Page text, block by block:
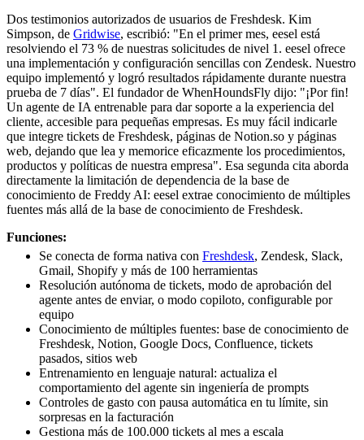
Dos testimonios autorizados de usuarios de Freshdesk. Kim
Simpson, de Gridwise, escribió: "En el primer mes, eesel está
resolviendo el 73 % de nuestras solicitudes de nivel 1. eesel ofrece
una implementación y configuración sencillas con Zendesk. Nuestro
equipo implementó y logró resultados rápidamente durante nuestra
prueba de 7 días". El fundador de WhenHoundsFly dijo: "¡Por fin!
Un agente de IA entrenable para dar soporte a la experiencia del
cliente, accesible para pequeñas empresas. Es muy fácil indicarle
que integre tickets de Freshdesk, páginas de Notion.so y páginas
web, dejando que lea y memorice eficazmente los procedimientos,
productos y políticas de nuestra empresa". Esa segunda cita aborda
directamente la limitación de dependencia de la base de
conocimiento de Freddy AI: eesel extrae conocimiento de múltiples
fuentes más allá de la base de conocimiento de Freshdesk.
Funciones:
Se conecta de forma nativa con Freshdesk, Zendesk, Slack,
Gmail, Shopify y más de 100 herramientas
Resolución autónoma de tickets, modo de aprobación del
agente antes de enviar, o modo copiloto, configurable por
equipo
Conocimiento de múltiples fuentes: base de conocimiento de
Freshdesk, Notion, Google Docs, Confluence, tickets
pasados, sitios web
Entrenamiento en lenguaje natural: actualiza el
comportamiento del agente sin ingeniería de prompts
Controles de gasto con pausa automática en tu límite, sin
sorpresas en la facturación
Gestiona más de 100.000 tickets al mes a escala